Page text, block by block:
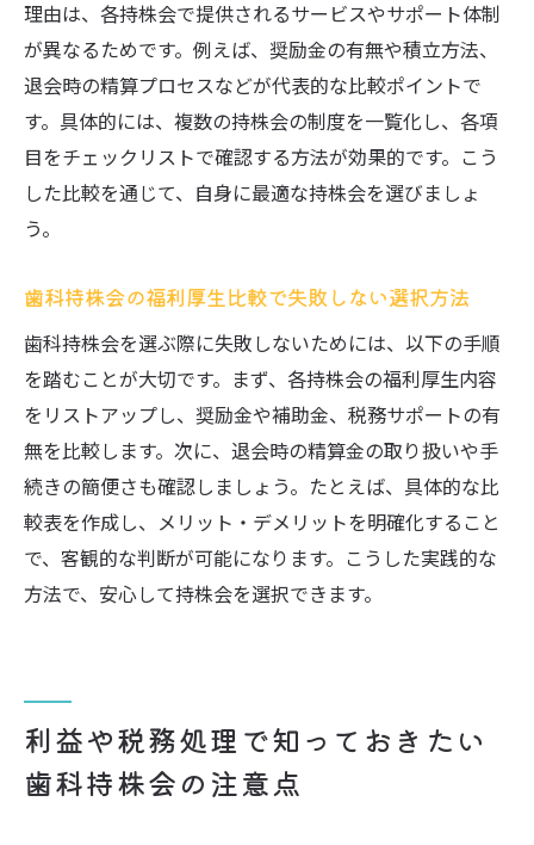
理由は、各持株会で提供されるサービスやサポート体制
が異なるためです。例えば、奨励金の有無や積立方法、
退会時の精算プロセスなどが代表的な比較ポイントで
す。具体的には、複数の持株会の制度を一覧化し、各項
目をチェックリストで確認する方法が効果的です。こう
した比較を通じて、自身に最適な持株会を選びましょ
う。
歯科持株会の福利厚生比較で失敗しない選択方法
歯科持株会を選ぶ際に失敗しないためには、以下の手順
を踏むことが大切です。まず、各持株会の福利厚生内容
をリストアップし、奨励金や補助金、税務サポートの有
無を比較します。次に、退会時の精算金の取り扱いや手
続きの簡便さも確認しましょう。たとえば、具体的な比
較表を作成し、メリット・デメリットを明確化すること
で、客観的な判断が可能になります。こうした実践的な
方法で、安心して持株会を選択できます。
利益や税務処理で知っておきたい
歯科持株会の注意点